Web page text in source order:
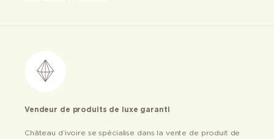
Vendeur de produits de luxe garanti
Château d’ivoire se spécialise dans la vente de produit de